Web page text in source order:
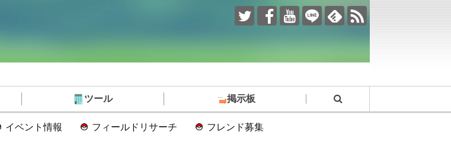
ツール 掲示板
イベント情報 フィールドリサーチ フレンド募集